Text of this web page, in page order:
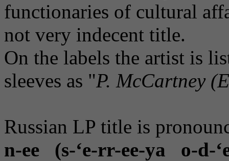
functionaries of cultural
not very indecent title.
On the labels the artist is
sleeves as "P. McCartney
Russian LP title is
n-ee (s-‘e-rr-ee-ya o-d-